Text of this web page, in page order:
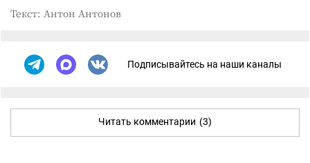
Текст: Антон Антонов
Подписывайтесь на наши каналы
Читать комментарии (3)